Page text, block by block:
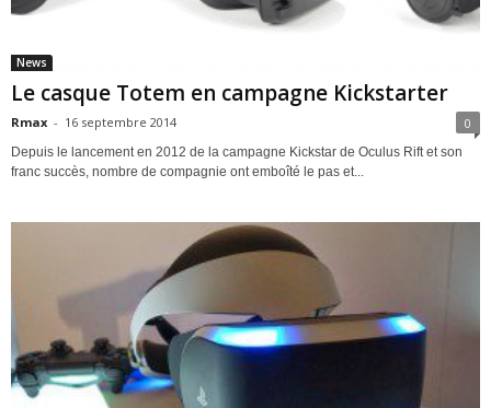
News
Le casque Totem en campagne Kickstarter
Rmax - 16 septembre 2014 0
Depuis le lancement en 2012 de la campagne Kickstar de Oculus Rift et son
franc succès, nombre de compagnie ont emboîté le pas et...